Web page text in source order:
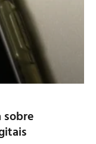
sobre